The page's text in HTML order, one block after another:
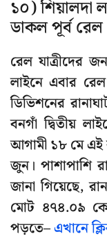
১০) শিয়ালদা
ডাকল পূর্ব রেল
রেল যাত্রীদের
লাইনে এবার
ডিভিশনের
বনগাঁ দ্বিতীয়
আগামী ১৮ মে এই
জুন। পাশাপাশি
জানা গিয়েছে,
মোট ৪৭৪.০৯
পড়তে–এখানে